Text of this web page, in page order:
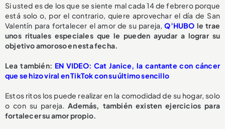
Si usted es de los que se siente mal cada 14 de febrero porque
está solo o, por el contrario, quiere aprovechar el día de San
Valentín para fortalecer el amor de su pareja,Q’HUBO le trae
unos rituales especiales que le pueden ayudar a lograr su
objetivo amoroso en esta fecha.
Lea también: EN VIDEO: Cat Janice, la cantante con cáncer
que se hizo viral en TikTok con su último sencillo
Estos ritos los puede realizar en la comodidad de su hogar, solo
o con su pareja.Además, también existen ejercicios para
fortalecer su amor propio.